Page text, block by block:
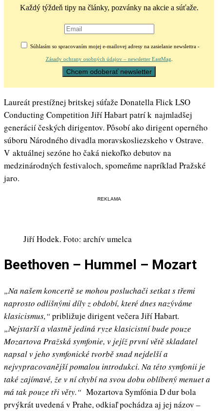
Každý týždeň tipy na články, pozvánky na akcie a súťaže.
Súhlasím so spracovaním mojej e-mailovej adresy na zasielanie newslettra -
Zásady ochrany osobných údajov – newsletter EastMag
Laureát prestížnej britskej súťaže Donatella Flick LSO
Conducting Competition Jiří Habart patrí k najmladšej
generácií českých dirigentov. Pôsobí ako dirigent operného
súboru Národného divadla moravskosliezskeho v Ostrave.
V aktuálnej sezóne ho čaká niekoľko debutov na
medzinárodných festivaloch, spomeňme napríklad Pražské
jaro.
REKLAMA
Jiří Hodek. Foto: archív umelca
Beethoven – Hummel – Mozart
„Na našem koncertě se mohou posluchači setkat s třemi
naprosto odlišnými díly z období, které dnes nazýváme
klasicismus,“približuje dirigent večera Jiří Habart.
„Nejstarší a vlastně jediná ryze klasicistní bude pouze
Mozartova Pražská symfonie, v jejíž první větě skladatel
napsal v jeho symfonické tvorbě snad nejdelší a
nejvypracovanější pomalou introdukci. Na této symfonii je
také zajímavé, že v ní chybí na svou dobu oblíbený menuet a
má tak pouze tři věty.“ Mozartova Symfónia D dur bola
prvýkrát uvedená v Prahe, odkiaľ pochádza aj jej názov –